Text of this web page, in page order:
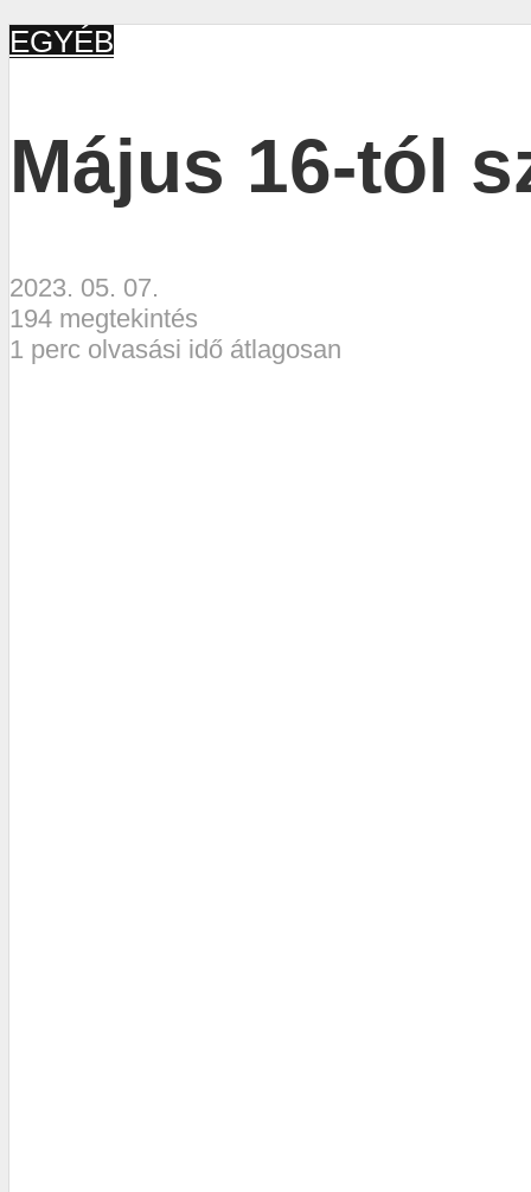
EGYÉB
Május 16-tól
2023. 05. 07.
194 megtekintés
1 perc olvasási idő átlagosan